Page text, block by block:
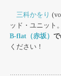
三科かをり
ッド・ユニット。
B-flat（赤坂） で
ください！